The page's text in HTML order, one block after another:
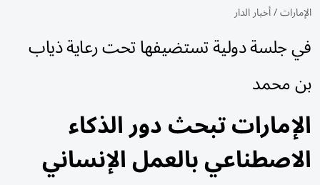
الإمارات/أخبار الدار
في جلسة دولية تستضيفها تحت رعاية ذياب
بن محمد
الإمارات تبحث دور الذكاء
الاصطناعي بالعمل الإنساني